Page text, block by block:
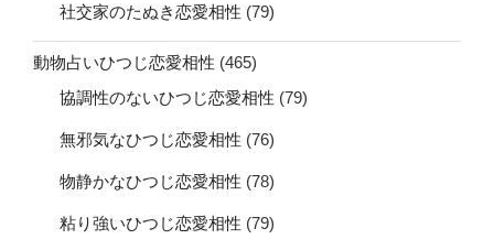
社交家のたぬき恋愛相性 (79)
動物占いひつじ恋愛相性 (465)
協調性のないひつじ恋愛相性 (79)
無邪気なひつじ恋愛相性 (76)
物静かなひつじ恋愛相性 (78)
粘り強いひつじ恋愛相性 (79)